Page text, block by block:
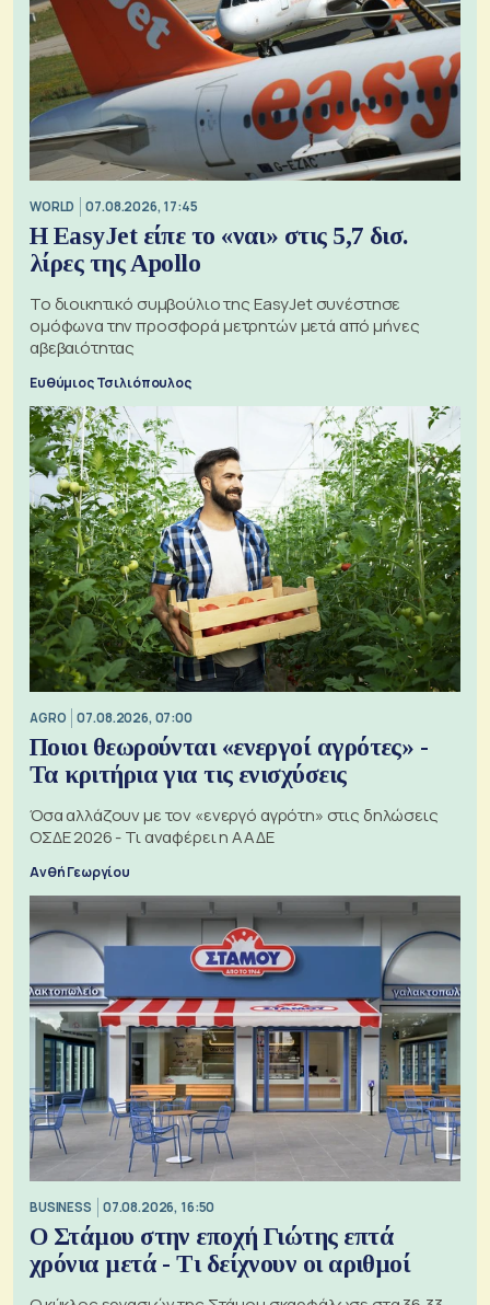
WORLD 07.08.2026, 17:45
Η EasyJet είπε το «ναι» στις 5,7 δισ.
λίρες της Apollo
Το διοικητικό συμβούλιο της EasyJet συνέστησε
ομόφωνα την προσφορά μετρητών μετά από μήνες
αβεβαιότητας
Ευθύμιος Τσιλιόπουλος
AGRO 07.08.2026, 07:00
Ποιοι θεωρούνται «ενεργοί αγρότες» -
Τα κριτήρια για τις ενισχύσεις
Όσα αλλάζουν με τον «ενεργό αγρότη» στις δηλώσεις
ΟΣΔΕ 2026 - Τι αναφέρει η ΑΑΔΕ
Ανθή Γεωργίου
BUSINESS 07.08.2026, 16:50
Ο Στάμου στην εποχή Γιώτης επτά
χρόνια μετά - Τι δείχνουν οι αριθμοί